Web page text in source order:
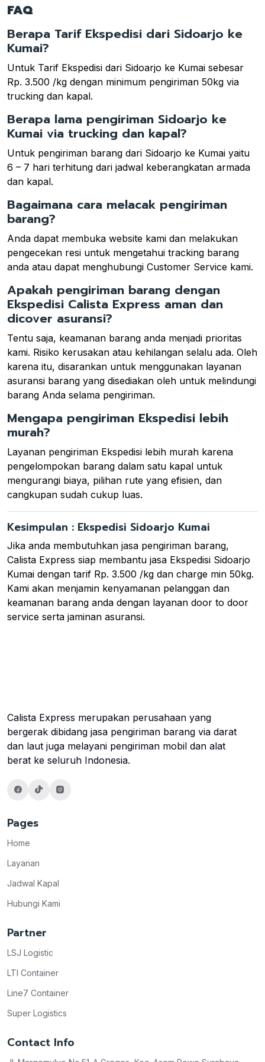
FAQ
Berapa Tarif Ekspedisi dari Sidoarjo ke
Kumai?
Untuk Tarif Ekspedisi dari Sidoarjo ke Kumai sebesar
Rp. 3.500 /kg dengan minimum pengiriman 50kg via
trucking dan kapal.
Berapa lama pengiriman Sidoarjo ke
Kumai via trucking dan kapal?
Untuk pengiriman barang dari Sidoarjo ke Kumai yaitu
6 – 7 hari terhitung dari jadwal keberangkatan armada
dan kapal.
Bagaimana cara melacak pengiriman
barang?
Anda dapat membuka website kami dan melakukan
pengecekan resi untuk mengetahui tracking barang
anda atau dapat menghubungi Customer Service kami.
Apakah pengiriman barang dengan
Ekspedisi Calista Express aman dan
dicover asuransi?
Tentu saja, keamanan barang anda menjadi prioritas
kami. Risiko kerusakan atau kehilangan selalu ada. Oleh
karena itu, disarankan untuk menggunakan layanan
asuransi barang yang disediakan oleh untuk melindungi
barang Anda selama pengiriman.
Mengapa pengiriman Ekspedisi lebih
murah?
Layanan pengiriman Ekspedisi lebih murah karena
pengelompokan barang dalam satu kapal untuk
mengurangi biaya, pilihan rute yang efisien, dan
cangkupan sudah cukup luas.
Kesimpulan : Ekspedisi Sidoarjo Kumai
Jika anda membutuhkan jasa pengiriman barang,
Calista Express siap membantu jasa Ekspedisi Sidoarjo
Kumai dengan tarif Rp. 3.500 /kg dan charge min 50kg.
Kami akan menjamin kenyamanan pelanggan dan
keamanan barang anda dengan layanan door to door
service serta jaminan asuransi.
Calista Express merupakan perusahaan yang
bergerak dibidang jasa pengiriman barang via darat
dan laut juga melayani pengiriman mobil dan alat
berat ke seluruh Indonesia.
Pages
Home
Layanan
Jadwal Kapal
Hubungi Kami
Partner
LSJ Logistic
LTI Container
Line7 Container
Super Logistics
Contact Info